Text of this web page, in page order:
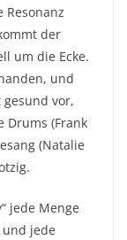
Resonanz
der
um die Ecke.
und
gesund vor,
Drums (Frank
(Natalie
jede Menge
jede